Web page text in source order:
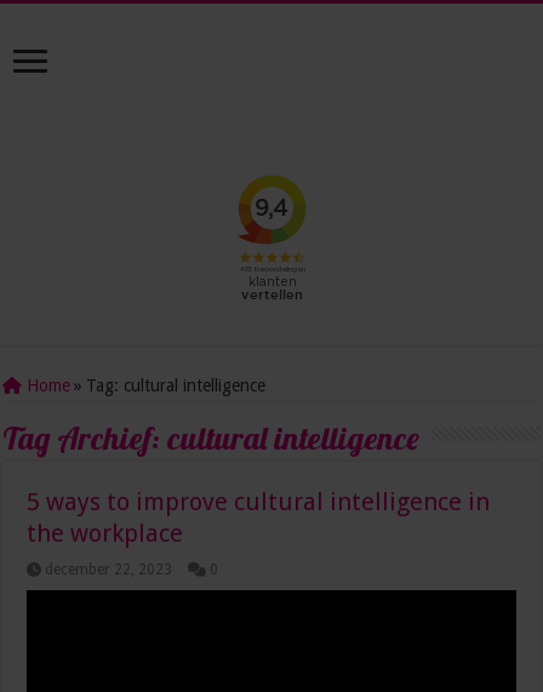
Home » Tag: cultural intelligence
Tag Archief:cultural intelligence
5 ways to improve cultural intelligence in
the workplace
december 22, 2023 0